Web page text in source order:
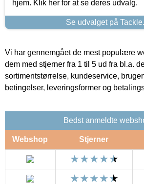
hjem. Klik her for at se deres udvalg.
Se udvalget på
Vi har gennemgået de mest populære
dem med stjerner fra 1 til 5 ud fra bl.a.
sortimentstørrelse, kundeservice,
betingelser, leveringsformer og
Bedst anmeldte
Webshop Stjerner